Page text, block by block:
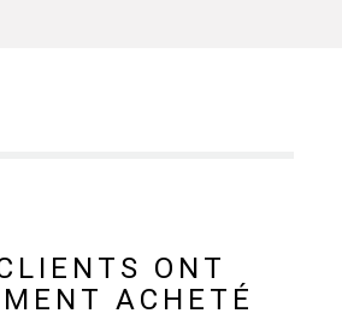
ONT
ACHETÉ